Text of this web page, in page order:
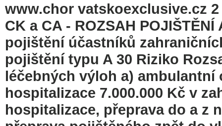
www.chor vatskoexclusive.cz 2
CK a CA - ROZSAH
pojištění účastníků
pojištění typu A 30 Riziko
léčebných výloh a)
hospitalizace 7.000.000 Kč v
hospitalizace, přeprava do a z